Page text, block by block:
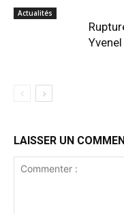
Actualités
LAISSER UN